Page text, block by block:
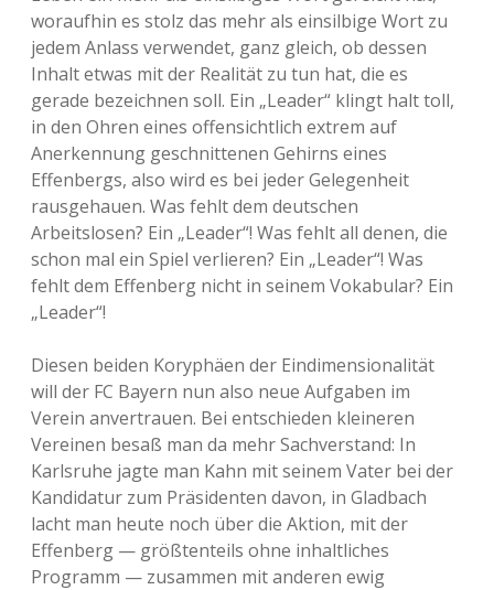
woraufhin es stolz das mehr als einsilbige Wort zu
jedem Anlass verwendet, ganz gleich, ob dessen
Inhalt etwas mit der Realität zu tun hat, die es
gerade bezeichnen soll. Ein „Leader“ klingt halt toll,
in den Ohren eines offensichtlich extrem auf
Anerkennung geschnittenen Gehirns eines
Effenbergs, also wird es bei jeder Gelegenheit
rausgehauen. Was fehlt dem deutschen
Arbeitslosen? Ein „Leader“! Was fehlt all denen, die
schon mal ein Spiel verlieren? Ein „Leader“! Was
fehlt dem Effenberg nicht in seinem Vokabular? Ein
„Leader“!
Diesen beiden Koryphäen der Eindimensionalität
will der FC Bayern nun also neue Aufgaben im
Verein anvertrauen. Bei entschieden kleineren
Vereinen besaß man da mehr Sachverstand: In
Karlsruhe jagte man Kahn mit seinem Vater bei der
Kandidatur zum Präsidenten davon, in Gladbach
lacht man heute noch über die Aktion, mit der
Effenberg — größtenteils ohne inhaltliches
Programm — zusammen mit anderen ewig